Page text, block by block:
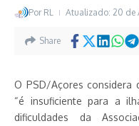
Por RL Atualizado: 20 de
Share
O PSD/Açores considera
“é insuficiente para a
dificuldades da